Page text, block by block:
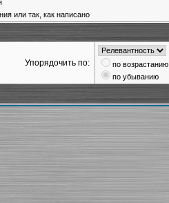
или так, как написано
Упорядочить по:
по возрастанию
по убыванию